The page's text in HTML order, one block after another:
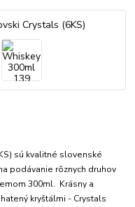
sú kvalitné slovenské
podávanie rôznych druhov
300ml. Krásny a
kryštálmi - Crystals